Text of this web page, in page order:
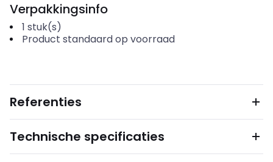
Verpakkingsinfo
1 stuk(s)
Product standaard op voorraad
Referenties
Technische specificaties